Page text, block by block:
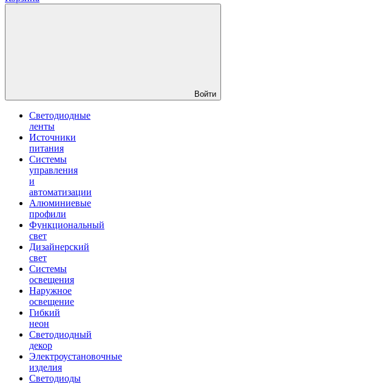
Войти
Светодиодные
ленты
Источники
питания
Системы
управления
и
автоматизации
Алюминиевые
профили
Функциональный
свет
Дизайнерский
свет
Системы
освещения
Наружное
освещение
Гибкий
неон
Светодиодный
декор
Электроустановочные
изделия
Светодиоды